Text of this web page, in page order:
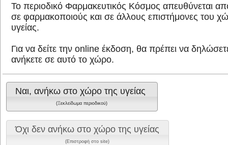
Το περιοδικό Φαρμακευτικός Κόσμος απευθύνεται
σε φαρμακοποιούς και σε άλλους επιστήμονες του
υγείας.
Για να δείτε την online έκδοση, θα πρέπει να
ανήκετε σε αυτό το χώρο.
Ναι, ανήκω στο χώρο της υγείας
(Ξεκλείδωμα περιοδικού)
Όχι δεν ανήκω στο χώρο της υγείας
(Επιστροφή στο site)